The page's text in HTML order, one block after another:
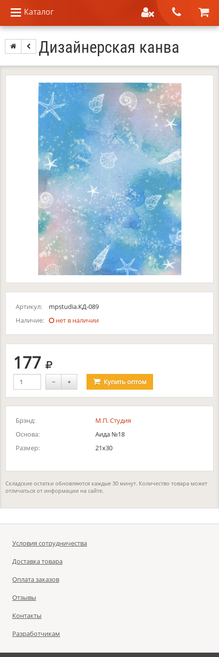
Каталог
Дизайнерская канва
Артикул:
mpstudia.КД-089
Наличие:
нет в наличии
177 руб.
− + Купитьоптом
Брэнд:
М.П. Студия
Основа:
Аида №18
Размер:
21х30
Складские остатки обновляются каждые 30 минут. Количество товара может
отличаться от информации на сайте.
Условия сотрудничества
Доставка товара
Оплата заказов
Отзывы
Контакты
Разработчикам